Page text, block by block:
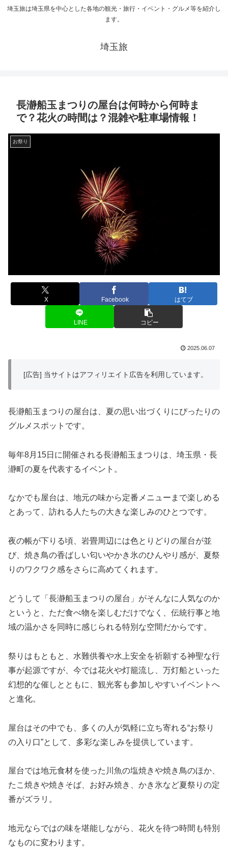
埼玉旅は埼玉県を中心とした各地の観光・旅行・イベント・グルメ等を紹介し
ます。
埼玉旅
長瀞船玉まつりの屋台は何時から何時ま
で？花火の時間は？混雑や駐車場情報！
お祭り
X Facebook はてブ
LINE コピー
2025.06.07
[広告] 当サイトはアフィリエイト広告を利用しています。
長瀞船玉まつりの屋台は、夏の思い出づくりにぴったりの
グルメスポットです。
毎年8月15日に開催される長瀞船玉まつりは、埼玉県・長
瀞町の夏を代表するイベント。
なかでも屋台は、地元の味から定番メニューまで楽しめる
とあって、訪れる人たちの大きな楽しみのひとつです。
夜の帳が下りる頃、岩畳周辺には色とりどりの屋台が並
び、焼き鳥の香ばしい匂いやかき氷のひんやり感が、夏祭
りのワクワク感をさらに高めてくれます。
どうして「長瀞船玉まつりの屋台」がそんなに人気なのか
というと、ただ食べ物を楽しむだけでなく、伝統行事と地
域の温かさを同時に感じられる特別な空間だからです。
祭りはもともと、水難供養や水上安全を祈願する神聖な行
事が起源ですが、今では花火や灯籠流し、万灯船といった
幻想的な催しとともに、観光客も参加しやすいイベントへ
と進化。
屋台はその中でも、多くの人が気軽に立ち寄れる“お祭り
の入り口”として、多彩な楽しみを提供しています。
屋台では地元食材を使った川魚の塩焼きや焼き鳥のほか、
たこ焼きや焼きそば、お好み焼き、かき氷など夏祭りの定
番がズラリ。
地元ならではの味を堪能しながら、花火を待つ時間も特別
なものに変わります。